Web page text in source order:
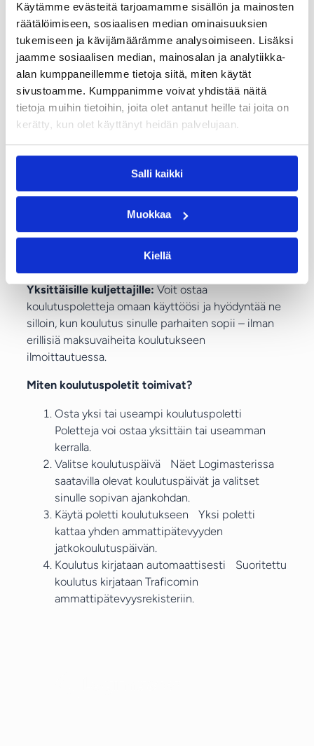
Käytämme evästeitä tarjoamamme sisällön ja mainosten
räätälöimiseen, sosiaalisen median ominaisuuksien
tukemiseen ja kävijämäärämme analysoimiseen. Lisäksi
jaamme sosiaalisen median, mainosalan ja analytiikka-
alan kumppaneillemme tietoja siitä, miten käytät
sivustoamme. Kumppanimme voivat yhdistää näitä
tietoja muihin tietoihin, joita olet antanut heille tai joita on
kerätty, kun olet käyttänyt heidän palvelujaan.
Salli kaikki
Muokkaa
Kiellä
o
l
e
t
t
i
m
ä
ä
r
kerralla, sitä edullisemmaksi yksittäinen
koulutuspäivä muodostuu.
Poletti sisältää:
ammattipätevyyden jatkokoulutuksen
Traficomin kirjaamismaksun
koulutuksen kirjaamisen
Yrityksille:Osta koulutuspoletteja etukäteen ja jaa
ne kuljettajillesi tarpeen mukaan. Näin hallitset
Yksittäisille kuljettajille: Voit ostaa
koulutuspoletteja omaan käyttöösi ja hyödyntää ne
silloin, kun koulutus sinulle parhaiten sopii – ilman
erillisiä maksuvaiheita koulutukseen
ilmoittautuessa.
Miten koulutuspoletit toimivat?
Osta yksi tai useampi koulutuspolet­ti
Poletteja voi ostaa yksittäin tai useamman
kerralla.
Valitse koulutuspäivä Näet Logimasterissa
saatavilla olevat koulutuspäivät ja valitset
sinulle sopivan ajankohdan.
Käytä poletti koulutukseen Yksi poletti
kattaa yhden ammattipätevyyden
jatkokoulutuspäivän.
Koulutus kirjataan automaattisesti Suoritettu
koulutus kirjataan Traficomin
ammattipätevyysrekisteriin.